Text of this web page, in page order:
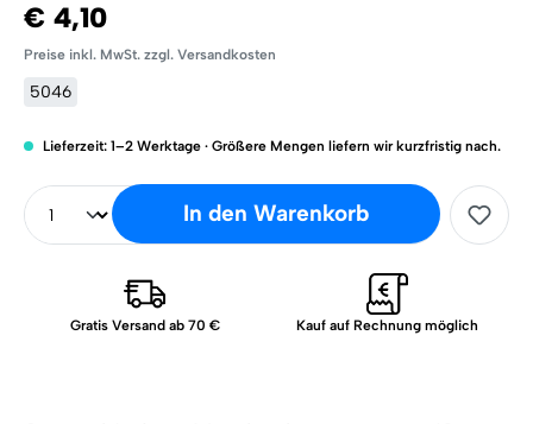
€ 4,10
Preise inkl. MwSt. zzgl. Versandkosten
5046
Lieferzeit: 1–2 Werktage · Größere Mengen liefern wir kurzfristig nach.
In den Warenkorb
Gratis Versand ab 70 € Kauf auf Rechnung möglich